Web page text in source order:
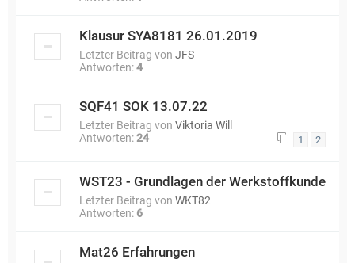
Klausur SYA8181 26.01.2019
Letzter Beitrag von JFS
Antworten:4
SQF41 SOK 13.07.22
Letzter Beitrag von Viktoria Will
Antworten:24 1 2
WST23 - Grundlagen der Werkstoffkunde
Letzter Beitrag von WKT82
Antworten: 6
Mat26 Erfahrungen